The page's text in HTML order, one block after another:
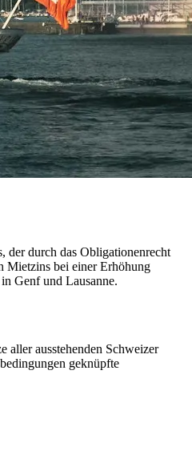
der durch das Obligationenrecht
Mietzins bei einer Erhöhung
Genf und Lausanne.
ausstehenden Schweizer
geknüpfte